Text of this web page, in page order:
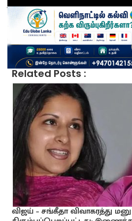
Related Posts :
விஜய் – சங்கீதா விவாகரத்து மனு